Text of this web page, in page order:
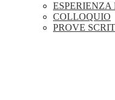
ESPERIENZA
COLLOQUIO
PROVE